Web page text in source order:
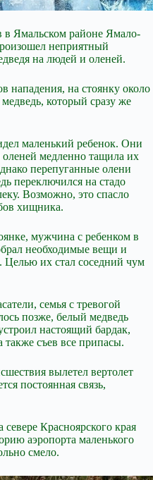
в Ямальском районе Ямало-
неприятный
на людей и оленей.
нападения, на стоянку около
который сразу же
маленький ребенок. Они
медленно тащила их
перепуганные олени
переключился на стадо
Возможно, это спасло
хищника.
мужчина с ребенком в
необходимые вещи и
Целью их стал соседний чум
семья с тревогой
позже, белый медведь
настоящий бардак,
съев все припасы.
вылетел вертолет
постоянная связь,
Красноярского края
аэропорта маленького
смело.